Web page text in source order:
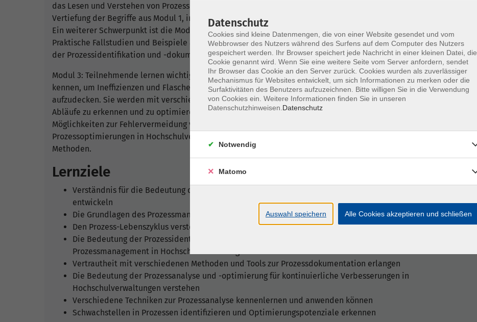
das Lesen und Verstehen von Prozessmodellierungstechniken. Besonderes Augenmerk liegt auf der
Vertiefung der Begriffe aus Modul 1, insbesondere Entscheidungspunkte und Verantwortlichkeiten.
Ein weiterer Schwerpunkt ist die Modellierungsrichtlinie NRW mit den relevanten Take-Aways.
Praktische Fallstudien und Beispiele aus der Hochschulverwaltung verdeutlichen die Anwendung
der Prozessidentifikation und -dokumentation in der Praxis.
Modul 3: Teilnehmende lernen wichtige Kriterien und ihre Bedeutung für die Prozessanalyse
kennen, um Ineffizienzen und Flaschenhälse zu identifizieren und Verbesserungspotenziale
aufzudecken. Sie werden mit verschiedenen Analysetechniken vertraut gemacht, um ineffiziente
Abläufe zu erkennen und zu optimieren. Zudem werden Konzepte zur Schwachstellenanalyse und
Möglichkeiten zur Fehlervermeidung vorgestellt. Praxisbeispiele erfolgreicher
Prozessoptimierungen in Hochschulverwaltungen veranschaulichen die Anwendung der erlernten
Methoden.
Lernziele
Verständnis für die Bedeutung des Prozessmanagements in Hochschulverwaltungen
entwickeln
Die Grundlagen des Prozessmanagements kennenlernen
Den Prozess-Lebenszyklus verstehen und seine Phasen identifizieren können
Die Bedeutung der Prozessidentifikation und -dokumentation für effizientes
Prozessmanagement in Hochschulverwaltungen verstehen
Vertrautheit mit verschiedenen Methoden und Tools zur Prozessdokumentation erlangen
Die Bedeutung der Prozessanalyse und -optimierung für kontinuierliche Verbesserungen in
Hochschulverwaltungen verstehen
Verschiedene Techniken zur Prozessanalyse kennenlernen und anwenden können
Schwachstellen in Prozessen identifizieren und Optimierungspotenziale erkennen
Datenschutz
Cookies sind kleine Datenmengen, die von einer Website gesendet und vom
Webbrowser des Nutzers während des Surfens auf dem Computer des Nutzers
gespeichert werden. Ihr Browser speichert jede Nachricht in einer kleinen Datei, die
Cookie genannt wird. Wenn Sie eine weitere Seite vom Server anfordern, sendet
Ihr Browser das Cookie an den Server zurück. Cookies wurden als zuverlässiger
Mechanismus für Websites entwickelt, um sich Informationen zu merken oder die
Surfaktivitäten des Benutzers aufzuzeichnen. Bitte willigen Sie in die Verwendung
von Cookies ein. Weitere Informationen finden Sie in unseren
Datenschutzhinweisen. Datenschutz
Notwendig
Matomo
Auswahl speichern Alle Cookies akzeptieren und schließen